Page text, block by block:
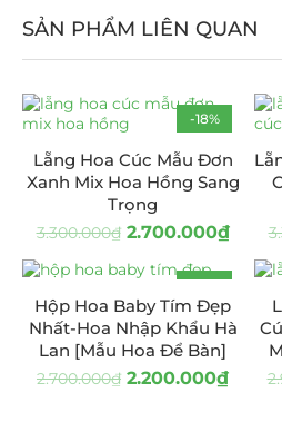
SẢN PHẨM LIÊN QUAN
-18%
Lẵng Hoa Cúc Mẫu Đơn
Xanh Mix Hoa Hồng Sang
Trọng
3.300.000₫ 2.700.000₫
-19%
Hộp Hoa Baby Tím Đẹp
Nhất-Hoa Nhập Khẩu Hà
Lan [Mẫu Hoa Để Bàn]
2.700.000₫ 2.200.000₫